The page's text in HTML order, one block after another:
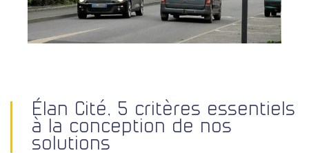
Élan Cité, 5 critères essentiels
à la conception de nos
solutions